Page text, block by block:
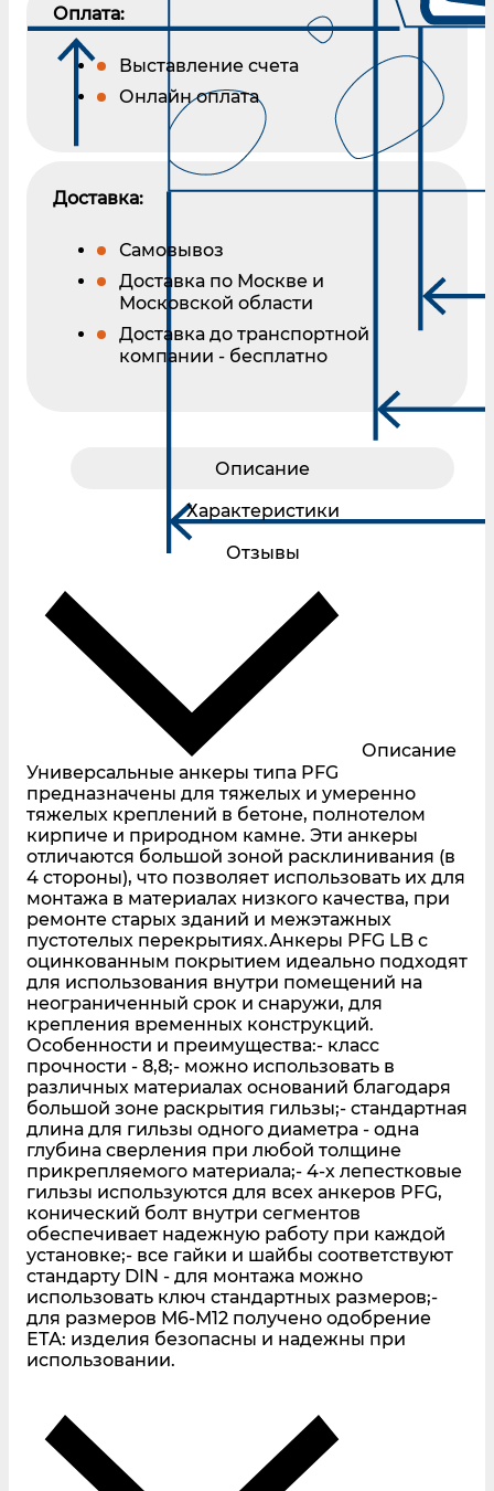
Оплата:
Выставление счета
Онлайн оплата
Доставка:
Самовывоз
Доставка по Москве и
Московской области
Доставка до транспортной
компании - бесплатно
Описание
Характеристики
Отзывы
Описание
Универсальные анкеры типа PFG
предназначены для тяжелых и умеренно
тяжелых креплений в бетоне, полнотелом
кирпиче и природном камне. Эти анкеры
отличаются большой зоной расклинивания (в
4 стороны), что позволяет использовать их для
монтажа в материалах низкого качества, при
ремонте старых зданий и межэтажных
пустотелых перекрытиях.Анкеры PFG LB с
оцинкованным покрытием идеально подходят
для использования внутри помещений на
неограниченный срок и снаружи, для
крепления временных конструкций.
Особенности и преимущества:- класс
прочности - 8,8;- можно использовать в
различных материалах оснований благодаря
большой зоне раскрытия гильзы;- стандартная
длина для гильзы одного диаметра - одна
глубина сверления при любой толщине
прикрепляемого материала;- 4-х лепестковые
гильзы используются для всех анкеров PFG,
конический болт внутри сегментов
обеспечивает надежную работу при каждой
установке;- все гайки и шайбы соответствуют
стандарту DIN - для монтажа можно
использовать ключ стандартных размеров;-
для размеров М6-М12 получено одобрение
ЕТА: изделия безопасны и надежны при
использовании.